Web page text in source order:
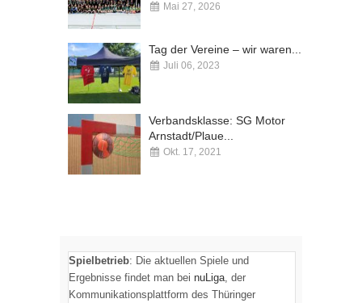
Mai 27, 2026
Tag der Vereine – wir waren...
Juli 06, 2023
Verbandsklasse: SG Motor
Arnstadt/Plaue...
Okt. 17, 2021
Spielbetrieb: Die aktuellen Spiele und
Ergebnisse findet man bei nuLiga, der
Kommunikationsplattform des Thüringer